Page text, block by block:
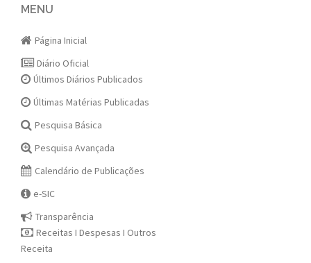
navigation
MENU
Página Inicial
Diário Oficial
Últimos Diários Publicados
Últimas Matérias Publicadas
Pesquisa Básica
Pesquisa Avançada
Calendário de Publicações
e-SIC
Transparência
Receitas I Despesas I Outros
Receita